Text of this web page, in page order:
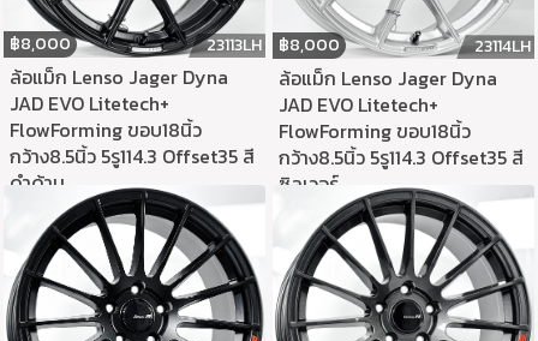
฿8,000 23113LH
ล้อแม็ก Lenso Jager Dyna
JAD EVO Litetech+
FlowForming ขอบ18นิ้ว
กว้าง8.5นิ้ว 5รู114.3 Offset35 สี
ดำด้าน
฿8,000 23114LH
ล้อแม็ก Lenso Jager Dyna
JAD EVO Litetech+
FlowForming ขอบ18นิ้ว
กว้าง8.5นิ้ว 5รู114.3 Offset35 สี
ซิลเวอร์